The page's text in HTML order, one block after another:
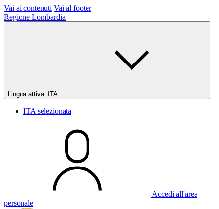
Vai ai contenuti Vai al footer
Regione Lombardia
Lingua attiva: ITA
ITA selezionata
Accedi all'area
personale